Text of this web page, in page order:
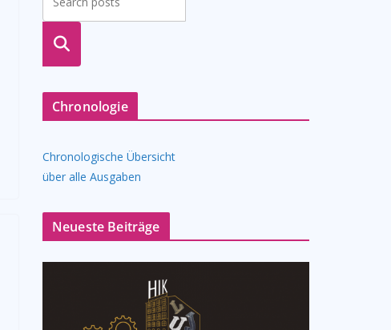
suche
Chronologie
Chronologische Übersicht
über alle Ausgaben
Neueste Beiträge